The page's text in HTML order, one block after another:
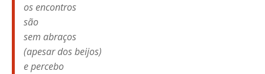
os encontros
são
sem abraços
(apesar dos beijos)
e percebo